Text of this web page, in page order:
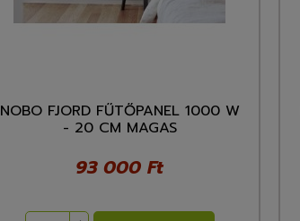
NOBO FJORD FŰTŐPANEL 1000 W
- 20 CM MAGAS
93 000 Ft